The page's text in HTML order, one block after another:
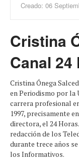
Creado: 06
Cristina
Canal 24
Cristina Ónega
en Periodismo por la
carrera profesional
1997, precisamente
directora, el 24
redacción de los
durante trece años
los Informativos.